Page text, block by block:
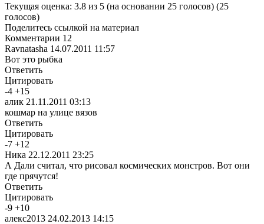
Текущая оценка: 3.8 из 5 (на основании 25 голосов) (25
голосов)
Поделитесь ссылкой на материал
Комментарии 12
Ravnatasha 14.07.2011 11:57
Вот это рыбка
Ответить
Цитировать
-4 +15
алик 21.11.2011 03:13
кошмар на улице вязов
Ответить
Цитировать
-7 +12
Ника 22.12.2011 23:25
А Дали считал, что рисовал космических монстров. Вот они
где прячутся!
Ответить
Цитировать
-9 +10
алекс2013 24.02.2013 14:15